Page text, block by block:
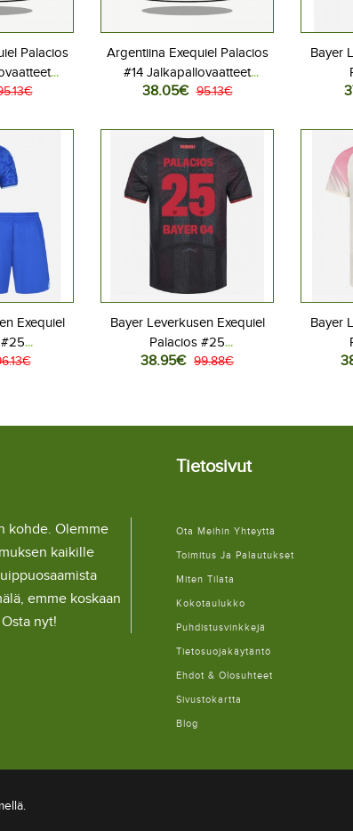
Palacios
MM-kisat
Argentiina Exequiel Palacios
#14 Jalkapallovaatteet
Naisten Vieraspaita MM-kisat
38.05€ 95.13€
Bayer
Exequiel
Lasten
Bayer Leverkusen Exequiel
Palacios #25
Jalkapallovaatteet Kotipaita
38.95€ 99.88€
Bayer
kohde. Olemme
kaikille
emme koskaan
nyt!
Tietosivut
Ota Meihin Yhteyttä
Toimitus Ja Palautukset
Miten Tilata
Kokotaulukko
Puhdistusvinkkejä
Tietosuojakäytäntö
Ehdot & Olosuhteet
Sivustokartta
Blog